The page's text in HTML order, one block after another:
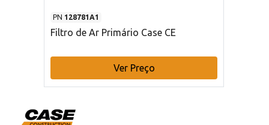
PN 128781A1
Filtro de Ar Primário Case CE
Ver Preço